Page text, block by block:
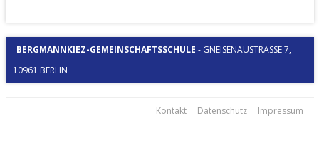
BERGMANNKIEZ-GEMEINSCHAFTSSCHULE - GNEISENAUSTRASSE 7, 1
0961 BERLIN
Kontakt Datenschutz Impressum